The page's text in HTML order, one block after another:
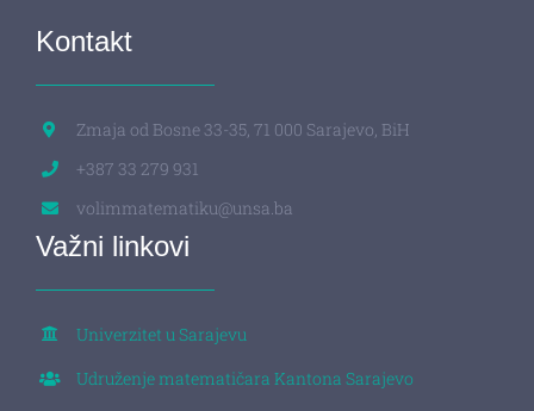
Kontakt
Zmaja od Bosne 33-35, 71 000 Sarajevo, BiH
+387 33 279 931
volimmatematiku@unsa.ba
Važni linkovi
Univerzitet u Sarajevu
Udruženje matematičara Kantona Sarajevo